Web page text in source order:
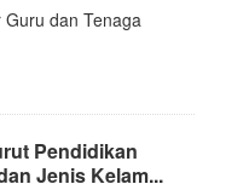
dan Tenaga
Pendidikan
Jenis Kelam...